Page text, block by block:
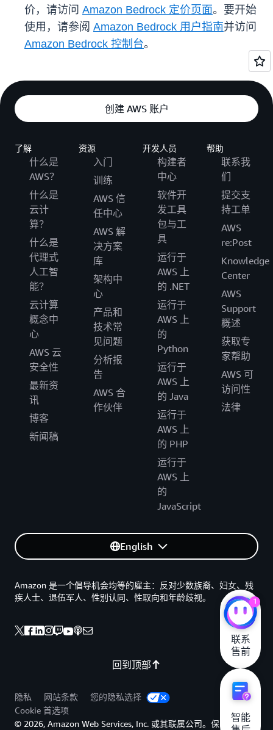
价，请访问 Amazon Bedrock 定价页面。要开始
使用，请参阅 Amazon Bedrock 用户指南并访问
Amazon Bedrock 控制台。
创建 AWS 账户
了解
什么是
AWS？
什么是
云计
算？
什么是
代理式
人工智
能？
云计算
概念中
心
AWS 云
安全性
最新资
讯
博客
新闻稿
资源
入门
训练
AWS 信
任中心
AWS 解
决方案
库
架构中
心
产品和
技术常
见问题
分析报
告
AWS 合
作伙伴
开发人员
构建者
中心
软件开
发工具
包与工
具
运行于
AWS 上
的 .NET
运行于
AWS 上
的
Python
运行于
AWS 上
的 Java
运行于
AWS 上
的 PHP
运行于
AWS 上
的
JavaScript
帮助
联系我
们
提交支
持工单
AWS
re:Post
Knowledge
Center
AWS
Support
概述
获取专
家帮助
AWS 可
访问性
法律
English
回到顶部
Amazon 是一个倡导机会均等的雇主：反对少数族裔、妇女、残
疾人士、退伍军人、性别认同、性取向和年龄歧视。
隐私 网站条款
您的隐私选择
Cookie 首选项
© 2026, Amazon Web Services, Inc. 或其联属公司。保留所有权
1
联系
售前
智能